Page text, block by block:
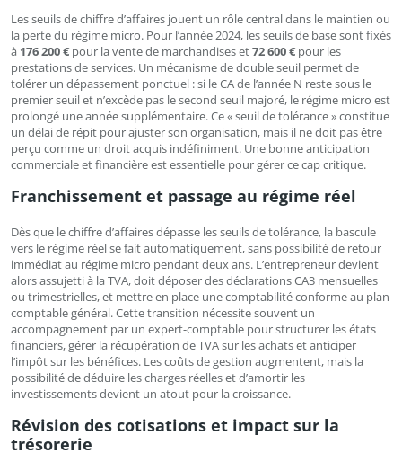
Les seuils de chiffre d’affaires jouent un rôle central dans le maintien ou
la perte du régime micro. Pour l’année 2024, les seuils de base sont fixés
à 176 200 € pour la vente de marchandises et72 600 € pour les
prestations de services. Un mécanisme de double seuil permet de
tolérer un dépassement ponctuel : si le CA de l’année N reste sous le
premier seuil et n’excède pas le second seuil majoré, le régime micro est
prolongé une année supplémentaire. Ce « seuil de tolérance » constitue
un délai de répit pour ajuster son organisation, mais il ne doit pas être
perçu comme un droit acquis indéfiniment. Une bonne anticipation
commerciale et financière est essentielle pour gérer ce cap critique.
Franchissement et passage au régime réel
Dès que le chiffre d’affaires dépasse les seuils de tolérance, la bascule
vers le régime réel se fait automatiquement, sans possibilité de retour
immédiat au régime micro pendant deux ans. L’entrepreneur devient
alors assujetti à la TVA, doit déposer des déclarations CA3 mensuelles
ou trimestrielles, et mettre en place une comptabilité conforme au plan
comptable général. Cette transition nécessite souvent un
accompagnement par un expert-comptable pour structurer les états
financiers, gérer la récupération de TVA sur les achats et anticiper
l’impôt sur les bénéfices. Les coûts de gestion augmentent, mais la
possibilité de déduire les charges réelles et d’amortir les
investissements devient un atout pour la croissance.
Révision des cotisations et impact sur la
trésorerie